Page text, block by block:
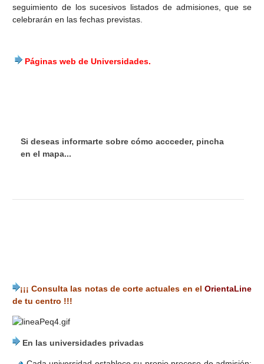
seguimiento de los sucesivos listados de admisiones, que se
celebrarán en las fechas previstas.
Páginas web de Universidades.
Si deseas informarte sobre cómo accceder, pincha
en el mapa...
¡¡¡ Consulta las notas de corte actuales en el OrientaLine
de tu centro !!!
En las universidades privadas